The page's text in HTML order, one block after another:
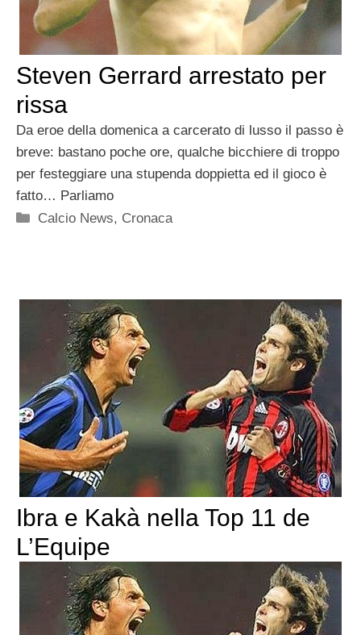
Steven Gerrard arrestato per
rissa
Da eroe della domenica a carcerato di lusso il passo è
breve: bastano poche ore, qualche bicchiere di troppo
per festeggiare una stupenda doppietta ed il gioco è
fatto… Parliamo
Categorie
Calcio News, Cronaca
Ibra e Kakà nella Top 11 de
L’Equipe